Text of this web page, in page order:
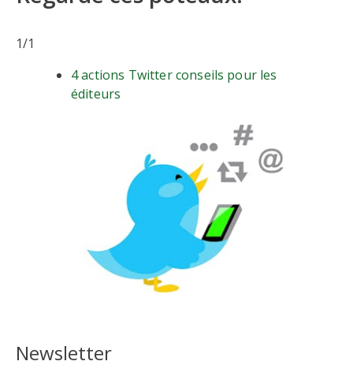
1/1
4 actions Twitter conseils pour les
éditeurs
Newsletter